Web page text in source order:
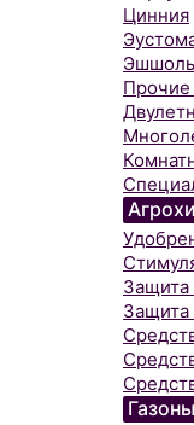
Цинния
Прочие
Защита
Защита